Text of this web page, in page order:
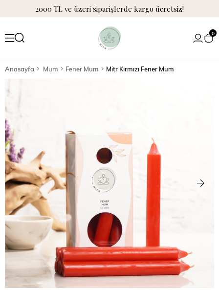
2000 TL ve üzeri siparişlerde kargo ücretsiz!
0
Anasayfa Mum Fener Mum Mitr Kırmızı Fener Mum